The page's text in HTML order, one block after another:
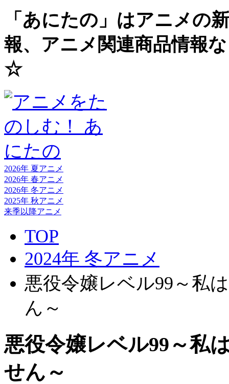
「あにたの」はアニメの
報、アニメ関連商品情報
☆
2026年 夏アニメ
2026年 春アニメ
2026年 冬アニメ
2025年 秋アニメ
来季以降アニメ
TOP
2024年 冬アニメ
悪役令嬢レベル99～私
ん～
悪役令嬢レベル99～私
せん～